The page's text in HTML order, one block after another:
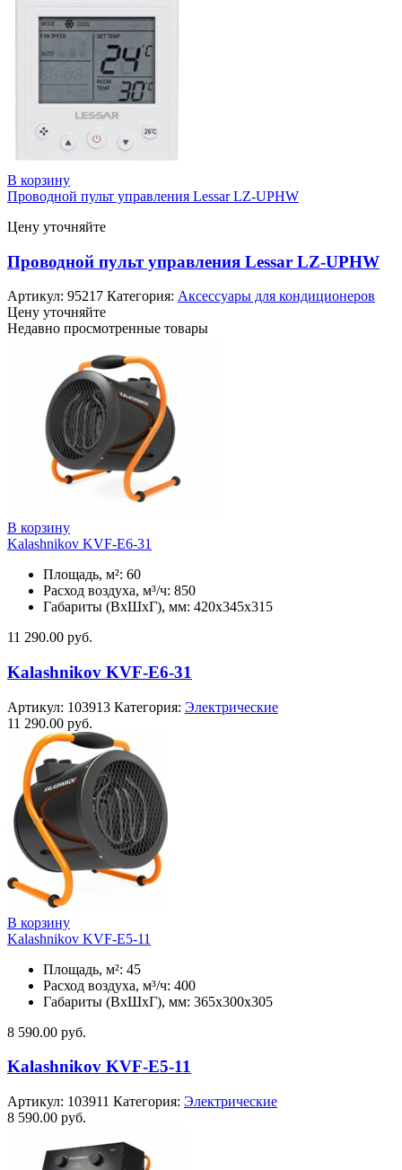
В корзину
Проводной пульт управления Lessar LZ-UPHW
Цену уточняйте
Проводной пульт управления Lessar LZ-UPHW
Артикул: 95217 Категория: Аксессуары для кондиционеров
Цену уточняйте
Недавно просмотренные товары
В корзину
Kalashnikov KVF-E6-31
Площадь, м²: 60
Расход воздуха, м³/ч: 850
Габариты (ВхШхГ), мм: 420x345x315
11 290.00 руб.
Kalashnikov KVF-E6-31
Артикул: 103913 Категория: Электрические
11 290.00 руб.
В корзину
Kalashnikov KVF-E5-11
Площадь, м²: 45
Расход воздуха, м³/ч: 400
Габариты (ВхШхГ), мм: 365x300x305
8 590.00 руб.
Kalashnikov KVF-E5-11
Артикул: 103911 Категория: Электрические
8 590.00 руб.